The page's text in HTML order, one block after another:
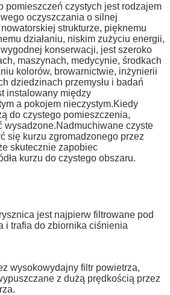
pomieszczeń czystych jest rodzajem
oczyszczania o silnej
strukturze, pięknemu
działaniu, niskim zużyciu energii,
konserwacji, jest szeroko
maszynach, medycynie, środkach
kolorów, browarnictwie, inżynierii
dziedzinach przemysłu i badań
instalowany między
a pokojem nieczystym.Kiedy
do czystego pomieszczenia,
wysadzone.Nadmuchiwane czyste
się kurzu zgromadzonego przez
skutecznie zapobiec
kurzu do czystego obszaru.
jest najpierw filtrowane pod
i trafia do zbiornika ciśnienia
wysokowydajny filtr powietrza,
z dużą prędkością przez